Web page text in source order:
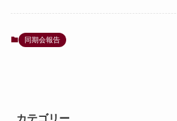
同期会報告
カテゴリー